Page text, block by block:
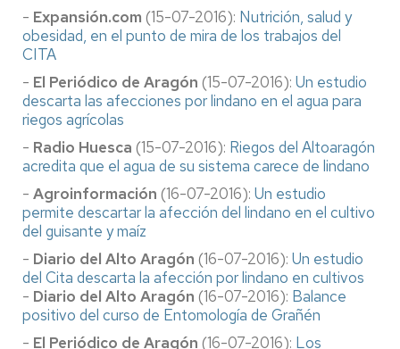
- Expansión.com (15-07-2016): Nutrición, salud y
obesidad, en el punto de mira de los trabajos del
CITA
- El Periódico de Aragón (15-07-2016): Un estudio
descarta las afecciones por lindano en el agua para
riegos agrícolas
- Radio Huesca (15-07-2016): Riegos del Altoaragón
acredita que el agua de su sistema carece de lindano
- Agroinformación (16-07-2016): Un estudio
permite descartar la afección del lindano en el cultivo
del guisante y maíz
- Diario del Alto Aragón (16-07-2016): Un estudio
del Cita descarta la afección por lindano en cultivos
- Diario del Alto Aragón (16-07-2016): Balance
positivo del curso de Entomología de Grañén
- El Periódico de Aragón (16-07-2016): Los